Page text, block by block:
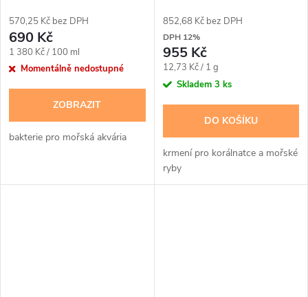
570,25 Kč bez DPH
690 Kč
Měrná
cena:
1 380 Kč / 100 ml
Momentálně nedostupné
ZOBRAZIT
bakterie pro mořská akvária
852,68 Kč bez DPH
DPH 12%
955 Kč
Měrná
cena:
12,73 Kč / 1 g
Skladem 3 ks
DO KOŠÍKU
krmení pro korálnatce a mořské
ryby